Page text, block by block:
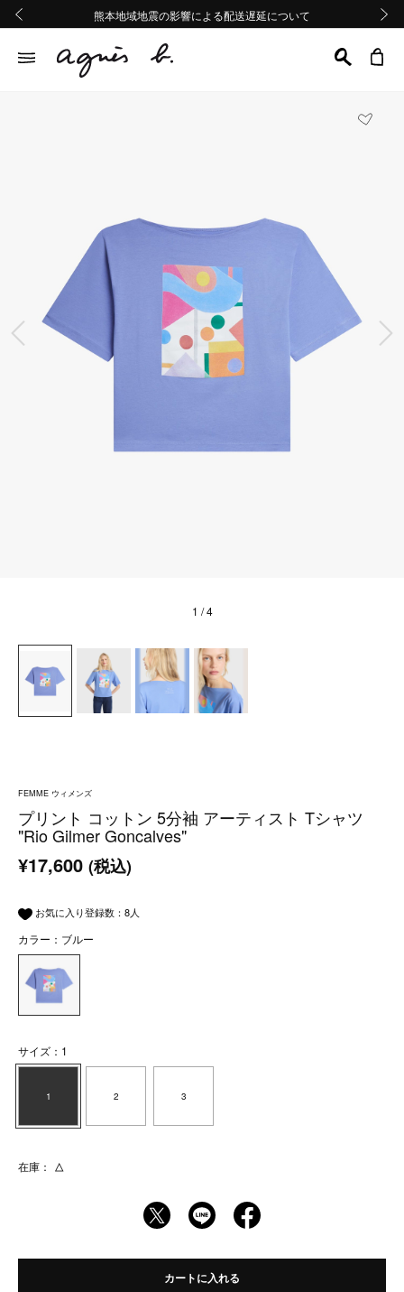
熊本地域地震の影響による配送遅延について
Summer Sale 2buy10%OFF!!
熊本地域地震の影響による配送遅延について
Summer Sale 2buy10%OFF!!
前の画像
1 / 4
FEMME ウィメンズ
プリント コットン 5分袖 アーティスト Tシャツ
"Rio Gilmer Goncalves"
¥17,600 (税込)
お気に入り登録数： 8人
カラー：ブルー
サイズ：1
1 2 3
在庫： △
カートに入れる